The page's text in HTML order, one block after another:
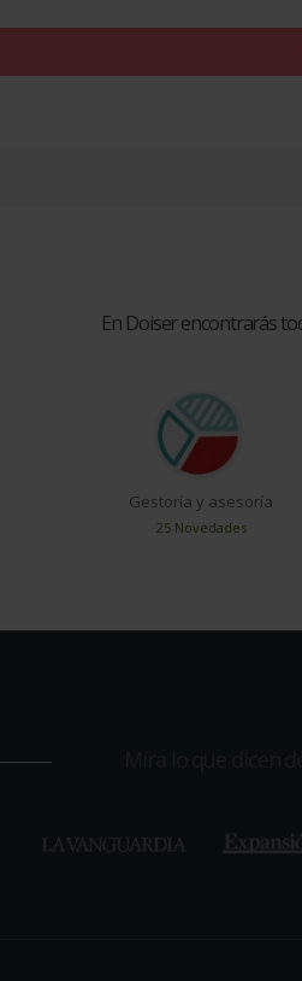
En Doiser encontrarás
Gestoría y asesoría
25 Novedades